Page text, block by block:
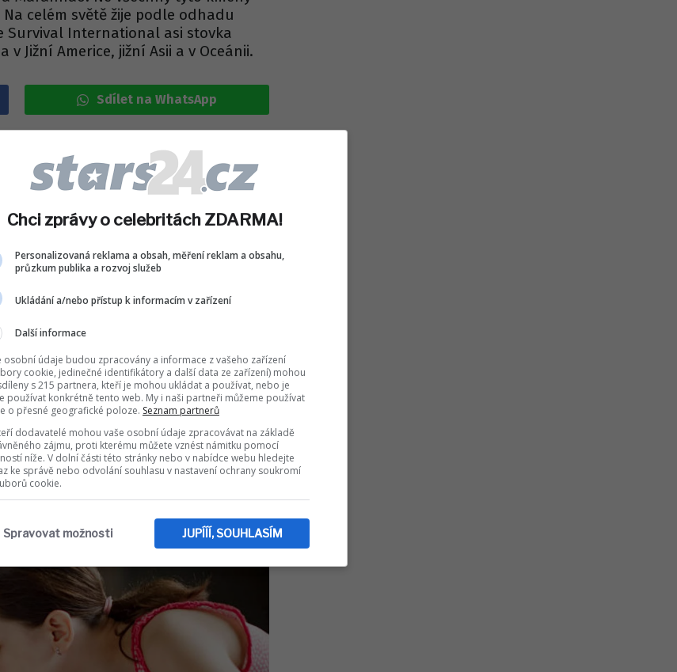
celém světě žije podle odhadu
Survival International asi stovka
v Jižní Americe, jižní Asii a v Oceánii.
Sdílet na WhatsApp
(0 PŘÍSPĚVKŮ)
Chci zprávy o celebritách ZDARMA!
Personalizovaná reklama a obsah, měření reklam a obsahu,
průzkum publika a rozvoj služeb
Ukládání a/nebo přístup k informacím v zařízení
Další informace
osobní údaje budou zpracovány a informace z vašeho zařízení
cookie, jedinečné identifikátory a další data ze zařízení) mohou
s 215 partnera, kteří je mohou ukládat a používat, nebo je
používat konkrétně tento web. My i naši partneři můžeme používat
o přesné geografické poloze. Seznam partnerů
dodavatelé mohou vaše osobní údaje zpracovávat na základě
zájmu, proti kterému můžete vznést námitku pomocí
níže. V dolní části této stránky nebo v nabídce webu hledejte
ke správě nebo odvolání souhlasu v nastavení ochrany soukromí
cookie.
JUPÍÍÍ, SOUHLASÍM
Spravovat možnosti